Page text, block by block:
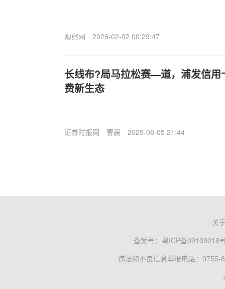
观察网 2026-02-02 00:29:47
长线布?局马拉松赛—道，浦发信用
费新生态
证券时报网 曹晨 2025-08-05 21:44
关
备案号： 粤ICP备09109218
违法和不良信息举报电话：0755-